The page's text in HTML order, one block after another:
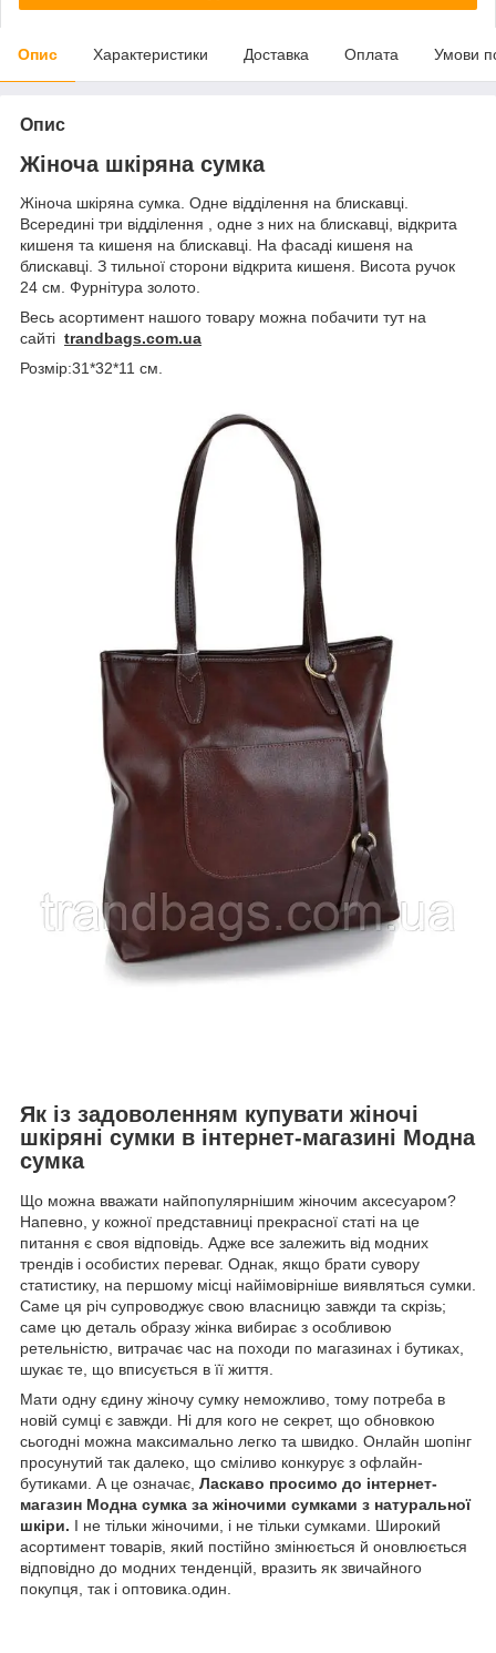
Опис Характеристики Доставка Оплата Умови
Опис
Жіноча шкіряна сумка
Жіноча шкіряна сумка. Одне відділення на блискавці.
Всередині три відділення , одне з них на блискавці, відкрита
кишеня та кишеня на блискавці. На фасаді кишеня на
блискавці. З тильної сторони відкрита кишеня. Висота ручок
24 см. Фурнітура золото.
Весь асортимент нашого товару можна побачити тут на
сайті trandbags.com.ua
Розмір:31*32*11 см.
Як із задоволенням купувати жіночі
шкіряні сумки в інтернет-магазині Модна
сумка
Що можна вважати найпопулярнішим жіночим аксесуаром?
Напевно, у кожної представниці прекрасної статі на це
питання є своя відповідь. Адже все залежить від модних
трендів і особистих переваг. Однак, якщо брати сувору
статистику, на першому місці найімовірніше виявляться сумки.
Саме ця річ супроводжує свою власницю завжди та скрізь;
саме цю деталь образу жінка вибирає з особливою
ретельністю, витрачає час на походи по магазинах і бутиках,
шукає те, що вписується в її життя.
Мати одну єдину жіночу сумку неможливо, тому потреба в
новій сумці є завжди. Ні для кого не секрет, що обновкою
сьогодні можна максимально легко та швидко. Онлайн шопінг
просунутий так далеко, що сміливо конкурує з офлайн-
бутиками. А це означає, Ласкаво просимо до інтернет-
магазин Модна сумка за жіночими сумками з натуральної
шкіри. І не тільки жіночими, і не тільки сумками. Широкий
асортимент товарів, який постійно змінюється й оновлюється
відповідно до модних тенденцій, вразить як звичайного
покупця, так і оптовика.один.